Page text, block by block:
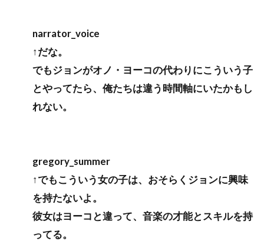
narrator_voice
↑だな。
でもジョンがオノ・ヨーコの代わりにこういう子
とやってたら、俺たちは違う時間軸にいたかもし
れない。
gregory_summer
↑でもこういう女の子は、おそらくジョンに興味
を持たないよ。
彼女はヨーコと違って、音楽の才能とスキルを持
ってる。